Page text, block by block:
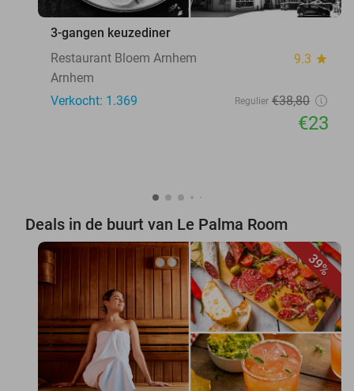
3-gangen keuzediner
Restaurant Bloem Arnhem
9.3 star
Arnhem
Verkocht: 1.369
Regulier €38,80
€23
Deals in de buurt van Le Palma Room
39%